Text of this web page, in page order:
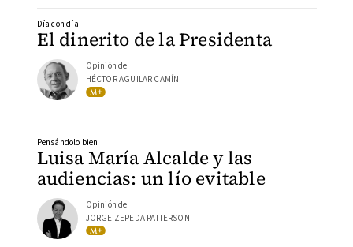
El dinerito de la Presidenta
Día con día
Opinión de
HÉCTOR AGUILAR CAMÍN
Luisa María Alcalde y las
audiencias: un lío evitable
Pensándolo bien
Opinión de
JORGE ZEPEDA PATTERSON